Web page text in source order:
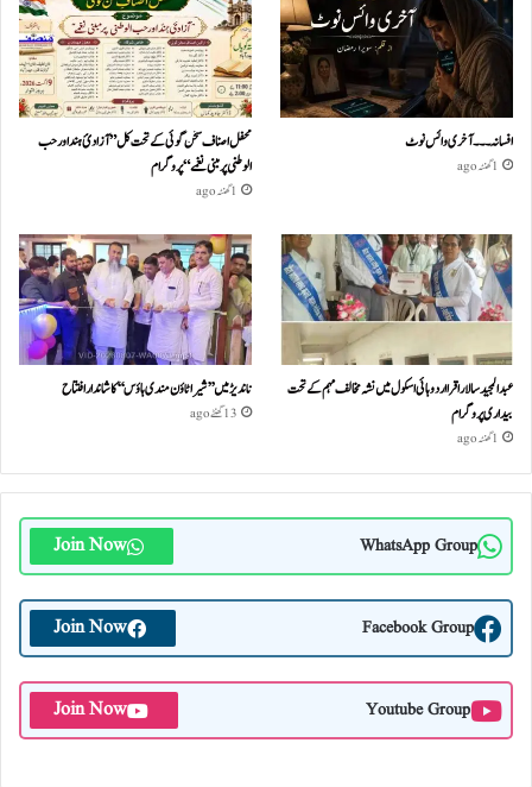
افسانہ۔۔۔آخری وائس نوٹ
1 گھنٹہ ago
محفل اصناف سخن گوئی کے تحت کل ”آزادئ ہند اور حب
الوطنی پر مبنی نغمے“پروگرام
1 گھنٹہ ago
عبدالمجید سالار اقرا اردو ہائی اسکول میں نشہ مخالف مہم کے تحت
بیداری پروگرام
1 گھنٹہ ago
ناندیڑ میں ’’شیرا ٹاؤن مندی ہاؤس‘‘ کا شاندار افتتاح
13 گھنٹے ago
WhatsApp Group
Join Now
Facebook Group
Join Now
Youtube Group
Join Now